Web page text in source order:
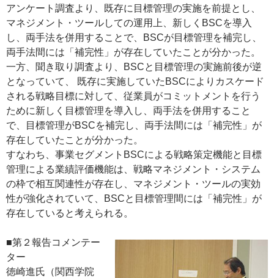
アンケート調査より、既存に目標管理の実施を前提とし、
マネジメント・ツールしての運用上、新しくBSCを導入
し、両手法を併用することで、BSCが目標管理を補完し、
両手法間には「補完性」が存在していたことが分かった。
一方、聞き取り調査より、BSCと目標管理の実施前後が逆
となっていて、 既存に実施していたBSCによりカスケード
される戦略目標に対して、従業員がコミットメントを行う
ために新しく目標管理を導入し、両手法を併用すること
で、目標管理がBSCを補完し、両手法間には「補完性」が
存在していたことが分かった。
すなわち、事業セグメントBSCによる戦略策定機能と目標
管理による業績評価機能は、戦略マネジメント・システム
の枠で相互関連性が存在し、マネジメント・ツールの実効
性が強化されていて、BSCと目標管理間には「補完性」が
存在していると考えられる。
■第２報告コメンテー
ター
徳崎進氏（関西学院